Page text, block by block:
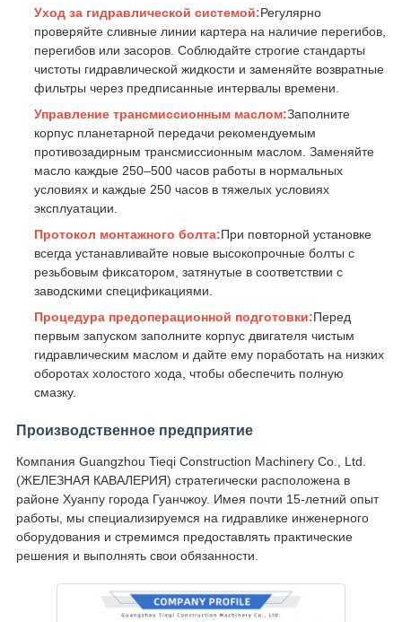
Уход за гидравлической системой:Регулярно
проверяйте сливные линии картера на наличие перегибов,
перегибов или засоров. Соблюдайте строгие стандарты
чистоты гидравлической жидкости и заменяйте возвратные
фильтры через предписанные интервалы времени.
Управление трансмиссионным маслом:Заполните
корпус планетарной передачи рекомендуемым
противозадирным трансмиссионным маслом. Заменяйте
масло каждые 250–500 часов работы в нормальных
условиях и каждые 250 часов в тяжелых условиях
эксплуатации.
Протокол монтажного болта:При повторной установке
всегда устанавливайте новые высокопрочные болты с
резьбовым фиксатором, затянутые в соответствии с
заводскими спецификациями.
Процедура предоперационной подготовки:Перед
первым запуском заполните корпус двигателя чистым
гидравлическим маслом и дайте ему поработать на низких
оборотах холостого хода, чтобы обеспечить полную
смазку.
Производственное предприятие
Компания Guangzhou Tieqi Construction Machinery Co., Ltd.
(ЖЕЛЕЗНАЯ КАВАЛЕРИЯ) стратегически расположена в
районе Хуанпу города Гуанчжоу. Имея почти 15-летний опыт
работы, мы специализируемся на гидравлике инженерного
оборудования и стремимся предоставлять практические
решения и выполнять свои обязанности.